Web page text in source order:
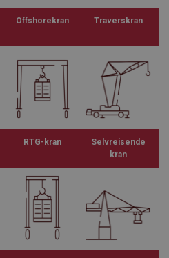
Offshorekran Traverskran
RTG-kran
Selvreisende
kran